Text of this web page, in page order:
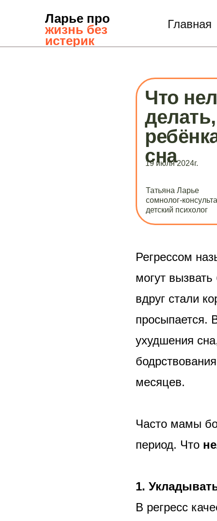
Ларье про
жизнь без
истерик
Главная
Что
сна
19 июля 2024г.
Татьяна Ларье
сомнолог-
детский психолог
Регрессом
могут
вдруг стали
просыпается.
ухудшения
месяцев.
Часто мамы
период. Что
1.
В регресс